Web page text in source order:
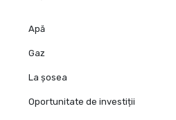
Apă
Gaz
La șosea
Oportunitate de investiții